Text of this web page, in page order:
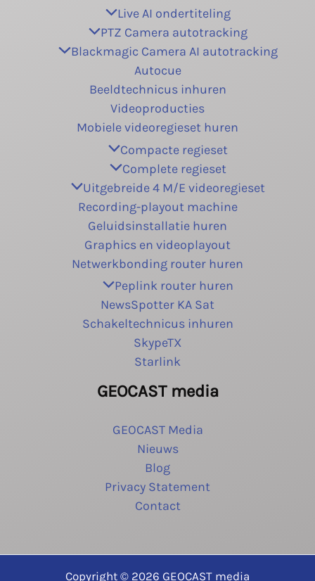
Live AI ondertiteling
PTZ Camera autotracking
Blackmagic Camera AI autotracking
Autocue
Beeldtechnicus inhuren
Videoproducties
Mobiele videoregieset huren
Compacte regieset
Complete regieset
Uitgebreide 4 M/E videoregieset
Recording-playout machine
Geluidsinstallatie huren
Graphics en videoplayout
Netwerkbonding router huren
Peplink router huren
NewsSpotter KA Sat
Schakeltechnicus inhuren
SkypeTX
Starlink
GEOCAST media
GEOCAST Media
Nieuws
Blog
Privacy Statement
Contact
Copyright © 2026 GEOCAST media